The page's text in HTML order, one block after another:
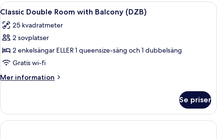
Öppna
alla
foton
för
Classic
Double
Room
with
(DZB)
Ett hotellrum med en säng,
1
Classic Double Room with Balcony (DZB)
25 kvadratmeter
2 sovplatser
2 enkelsängar ELLER 1 queensize-säng och 1 dubbelsäng
Gratis wi-fi
Mer information
Mer
Double
Room
with
Se priser